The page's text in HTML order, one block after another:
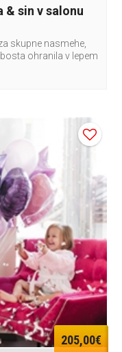
& sin v salonu
skupne nasmehe,
ohranila v lepem
205,00€